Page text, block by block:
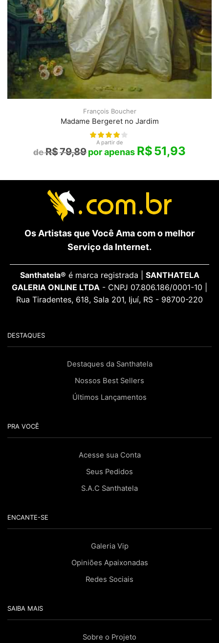
François Boucher
Madame Bergeret no Jardim
A partir de
R$79,89 R$51,93
Os Artistas que Você Ama com o melhor
Serviço da Internet.
Santhatela® é marca registrada | SANTHATELA
GALERIA ONLINE LTDA - CNPJ 07.806.186/0001-10 |
Rua Tiradentes, 618, Sala 201, Ijuí, RS - 98700-220
DESTAQUES
Destaques da Santhatela
Nossos Best Sellers
Últimos Lançamentos
PRA VOCÊ
Acesse sua Conta
Seus Pedidos
S.A.C Santhatela
ENCANTE-SE
Galeria Vip
Opiniões Apaixonadas
Redes Sociais
SAIBA MAIS
Sobre o Projeto